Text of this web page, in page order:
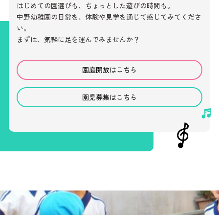
はじめての園選びも、ちょっとした遊びの時間も。
中野幼稚園の日常を、体験や見学を通じて感じてみてくださ
い。
まずは、気軽に足を運んでみませんか？
園庭開放はこちら
園児募集はこちら